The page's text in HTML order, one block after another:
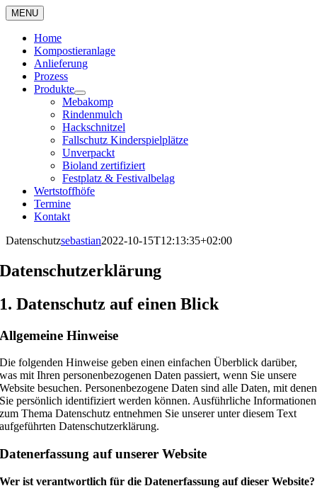
Zum
Inhalt
springen
MENU
Home
Kompostieranlage
Anlieferung
Prozess
Produkte
Mebakomp
Rindenmulch
Hackschnitzel
Fallschutz Kinderspielplätze
Unverpackt
Bioland zertifiziert
Festplatz & Festivalbelag
Wertstoffhöfe
Termine
Kontakt
Datenschutzsebastian2022-10-15T12:13:35+02:00
Datenschutzerklärung
1. Datenschutz auf einen Blick
Allgemeine Hinweise
Die folgenden Hinweise geben einen einfachen Überblick darüber,
was mit Ihren personenbezogenen Daten passiert, wenn Sie unsere
Website besuchen. Personenbezogene Daten sind alle Daten, mit denen
Sie persönlich identifiziert werden können. Ausführliche Informationen
zum Thema Datenschutz entnehmen Sie unserer unter diesem Text
aufgeführten Datenschutzerklärung.
Datenerfassung auf unserer Website
Wer ist verantwortlich für die Datenerfassung auf dieser Website?